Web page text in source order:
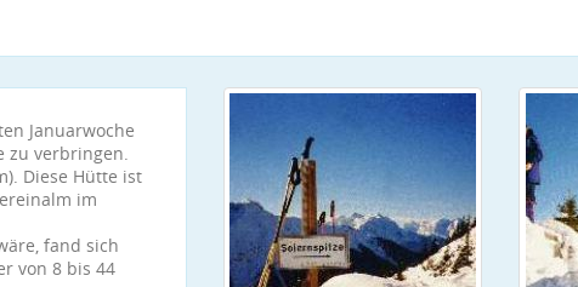
Januarwoche
zu verbringen.
Diese Hütte ist
im
fand sich
von 8 bis 44